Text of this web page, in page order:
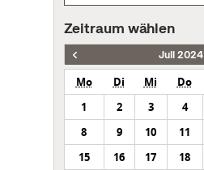
Zeitraum wählen
Juli 2024
Mo Di Mi Do
1
2 3 4
8
9 10 11
15
16 17 18